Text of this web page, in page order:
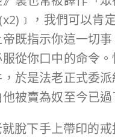
，我們可以
從你口中的命令
於是法老正式委
被賣為奴至今已過
脫下手上帶印的